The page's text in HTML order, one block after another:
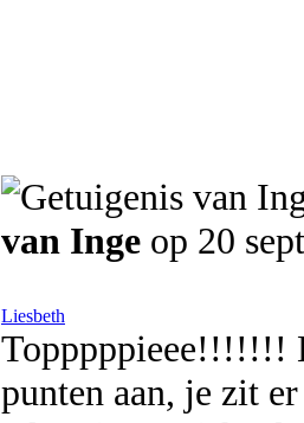
van Inge op 20
Liesbeth
Topppppieee!!!!!!!
punten aan, je zit